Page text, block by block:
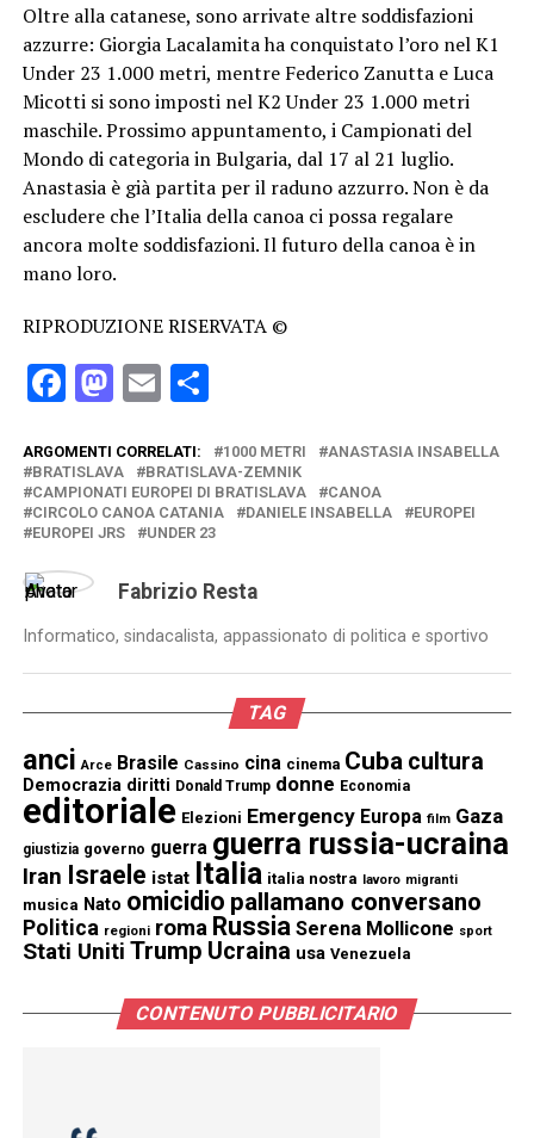
Oltre alla catanese, sono arrivate altre soddisfazioni
azzurre: Giorgia Lacalamita ha conquistato l’oro nel K1
Under 23 1.000 metri, mentre Federico Zanutta e Luca
Micotti si sono imposti nel K2 Under 23 1.000 metri
maschile. Prossimo appuntamento, i Campionati del
Mondo di categoria in Bulgaria, dal 17 al 21 luglio.
Anastasia è già partita per il raduno azzurro. Non è da
escludere che l’Italia della canoa ci possa regalare
ancora molte soddisfazioni. Il futuro della canoa è in
mano loro.
RIPRODUZIONE RISERVATA ©
Facebook
Mastodon
EmailCondividi
ARGOMENTI CORRELATI: 1000 METRI
ANASTASIA INSABELLA
BRATISLAVA
BRATISLAVA-ZEMNIK
CAMPIONATI EUROPEI DI BRATISLAVA
CANOA
CIRCOLO CANOA CATANIA
DANIELE INSABELLA
EUROPEI
EUROPEI JRS
UNDER 23
Fabrizio Resta
Informatico, sindacalista, appassionato di politica e sportivo
TAG
anci Arce Brasile Cassino cina cinema Cuba cultura
Democrazia diritti Donald Trump donne Economia
editoriale Elezioni Emergency Europa film Gaza
giustizia governo guerra guerra russia-ucraina
Iran Israele istat Italia italia nostra lavoro migranti
musica Nato omicidio pallamano conversano
Politica regioni roma Russia Serena Mollicone sport
Stati Uniti Trump Ucraina usa Venezuela
CONTENUTO PUBBLICITARIO